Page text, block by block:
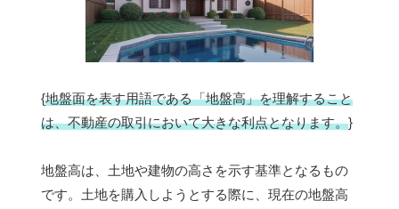
{地盤面を表す用語である「地盤高」を理解すること
は、不動産の取引において大きな利点となります。}
地盤高は、土地や建物の高さを示す基準となるもの
です。土地を購入しようとする際に、現在の地盤高